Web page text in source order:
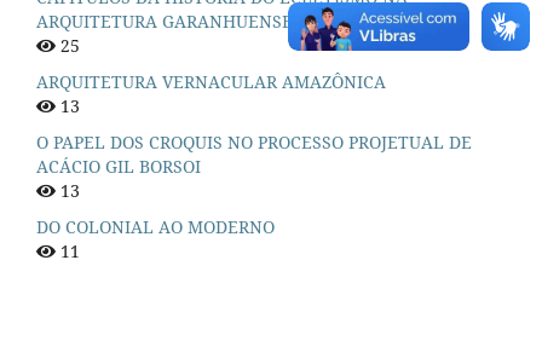
ARQUITETURA GARANHUENSE
25
ARQUITETURA VERNACULAR AMAZÔNICA
13
O PAPEL DOS CROQUIS NO PROCESSO PROJETUAL DE
ACÁCIO GIL BORSOI
13
DO COLONIAL AO MODERNO
11